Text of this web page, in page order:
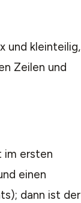
und kleinteilig,
Zeilen und
im ersten
einen
dann ist der